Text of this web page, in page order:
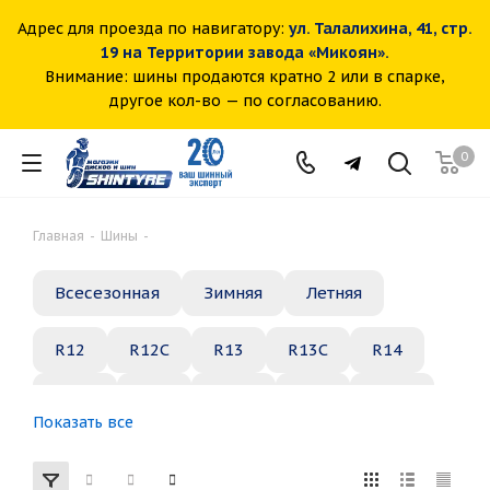
Адрес для проезда по навигатору: ул. Талалихина, 41, стр.
19 на Территории завода «Микоян».
Внимание: шины продаются кратно 2 или в спарке,
другое кол-во — по согласованию.
0
Главная - Шины -
Всесезонная Зимняя Летняя
R12 R12C R13 R13C R14
Показать все